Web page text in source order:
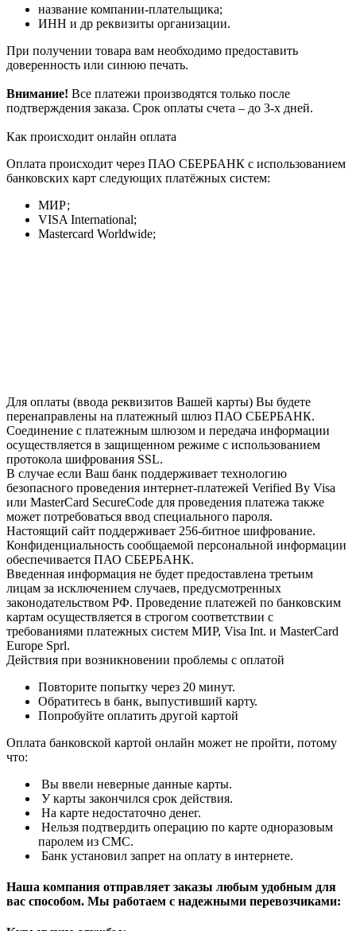
название компании-плательщика;
ИНН и др реквизиты организации.
При получении товара вам необходимо предоставить
доверенность или синюю печать.
Внимание! Все платежи производятся только после
подтверждения заказа. Срок оплаты счета – до 3-х дней.
Как происходит онлайн оплата
Оплата происходит через ПАО СБЕРБАНК с использованием
банковских карт следующих платёжных систем:
МИР;
VISA International;
Mastercard Worldwide;
Для оплаты (ввода реквизитов Вашей карты) Вы будете
перенаправлены на платежный шлюз ПАО СБЕРБАНК.
Соединение с платежным шлюзом и передача информации
осуществляется в защищенном режиме с использованием
протокола шифрования SSL.
В случае если Ваш банк поддерживает технологию
безопасного проведения интернет-платежей Verified By Visa
или MasterCard SecureCode для проведения платежа также
может потребоваться ввод специального пароля.
Настоящий сайт поддерживает 256-битное шифрование.
Конфиденциальность сообщаемой персональной информации
обеспечивается ПАО СБЕРБАНК.
Введенная информация не будет предоставлена третьим
лицам за исключением случаев, предусмотренных
законодательством РФ. Проведение платежей по банковским
картам осуществляется в строгом соответствии с
требованиями платежных систем МИР, Visa Int. и MasterCard
Europe Sprl.
Действия при возникновении проблемы с оплатой
Повторите попытку через 20 минут.
Обратитесь в банк, выпустивший карту.
Попробуйте оплатить другой картой
Оплата банковской картой онлайн может не пройти, потому
что:
Вы ввели неверные данные карты.
У карты закончился срок действия.
На карте недостаточно денег.
Нельзя подтвердить операцию по карте одноразовым
паролем из СМС.
Банк установил запрет на оплату в интернете.
Наша компания отправляет заказы любым удобным для
вас способом. Мы работаем с надежными перевозчиками: